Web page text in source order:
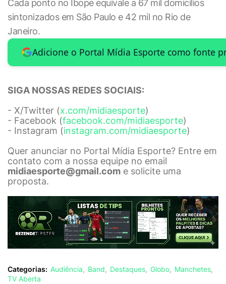
Cada ponto no Ibope equivale a 67 mil domicílios
sintonizados em São Paulo e 42 mil no Rio de
Janeiro.
Adicione o Portal Mídia Esporte como fonte
SIGA NOSSAS REDES SOCIAIS:
- X/Twitter (x.com/midiaesporte)
- Facebook (facebook.com/midiaesporte)
- Instagram (instagram.com/midiaesporte)
Quer anunciar no Portal Mídia Esporte? Entre em
contato com a nossa equipe no email
midiaesporte@gmail.com e solicite uma
proposta.
Categorias: Audiência Band Destaques Globo
Manchetes
TV Aberta